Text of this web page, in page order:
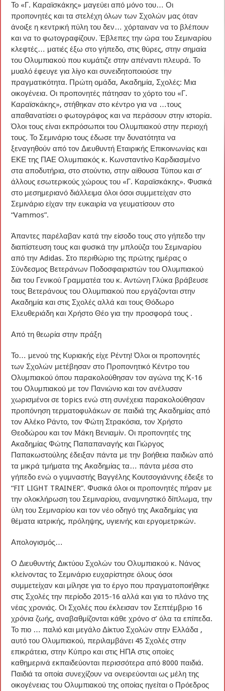
Το «Γ. Καραϊσκάκης» μαγεύει από μόνο του… Οι
προπονητές και τα στελέχη όλων των Σχολών μας όταν
άνοιξε η κεντρική πύλη του δεν… χόρταιναν να το βλέπουν
και να το φωτογραφίζουν. Έβλεπες την ώρα του Σεμιναρίου
κλεφτές… ματιές έξω στο γήπεδο, στις θύρες, στην σημαία
του Ολυμπιακού που κυμάτιζε στην απέναντι πλευρά. Το
μυαλό έφευγε για λίγο και συνειδητοποιούσε την
πραγματικότητα. Πρώτη ομάδα, Ακαδημία, Σχολές: Μια
οικογένεια. Οι προπονητές πάτησαν το χόρτο του «Γ.
Καραϊσκάκης», στήθηκαν στο κέντρο για να …τους
απαθανατίσει ο φωτογράφος και να περάσουν στην ιστορία.
Όλοι τους είναι εκπρόσωποι του Ολυμπιακού στην περιοχή
τους. Το Σεμινάριο τους έδωσε την δυνατότητα να
ξεναγηθούν από τον Διευθυντή Εταιρικής Επικοινωνίας και
ΕΚΕ της ΠΑΕ Ολυμπιακός κ. Κωνσταντίνο Καρδιασμένο
στα αποδυτήρια, στο στούντιο, στην αίθουσα Τύπου και σ’
άλλους εσωτερικούς χώρους του «Γ. Καραϊσκάκης». Φυσικά
στο μεσημεριανό διάλλειμα όλοι όσοι συμμετείχαν στο
Σεμινάριο είχαν την ευκαιρία να γευματίσουν στο
“Vammos”.
Άπαντες παρέλαβαν κατά την είσοδο τους στο γήπεδο την
διαπίστευση τους και φυσικά την μπλούζα του Σεμιναρίου
από την Adidas. Στο περιθώριο της πρώτης ημέρας ο
Σύνδεσμος Βετεράνων Ποδοσφαιριστών του Ολυμπιακού
δια του Γενικού Γραμματέα του κ. Αντώνη Γλύκα βράβευσε
τους Βετεράνους του Ολυμπιακού που εργάζονται στην
Ακαδημία και στις Σχολές αλλά και τους Θόδωρο
Ελευθεριάδη και Χρήστο Θέο για την προσφορά τους .
Από τη θεωρία στην πράξη
Το… μενού της Κυριακής είχε Ρέντη! Όλοι οι προπονητές
των Σχολών μετέβησαν στο Προπονητικό Κέντρο του
Ολυμπιακού όπου παρακολούθησαν τον αγώνα της Κ-16
του Ολυμπιακού με τον Πανιώνιο και τον ανέλυσαν
χωρισμένοι σε topics ενώ στη συνέχεια παρακολούθησαν
προπόνηση τερματοφυλάκων σε παιδιά της Ακαδημίας από
τον Αλέκο Ράντο, τον Φώτη Στρακόσια, τον Χρήστο
Θεοδώρου και τον Μάκη Βενιαμίν. Οι προπονητές της
Ακαδημίας Φώτης Παπαπαναγής και Γιώργος
Παπακωστούλης έδειξαν πάντα με την βοήθεια παιδιών από
τα μικρά τμήματα της Ακαδημίας τα… πάντα μέσα στο
γήπεδο ενώ ο γυμναστής Βαγγέλης Κουτσογιάννης έδειξε το
“FIT LIGHT TRAINER”. Φυσικά όλοι οι προπονητές πήραν με
την ολοκλήρωση του Σεμιναρίου, αναμνηστικό δίπλωμα, την
ύλη του Σεμιναρίου και τον νέο οδηγό της Ακαδημίας για
θέματα ιατρικής, πρόληψης, υγιεινής και εργομετρικών.
Απολογισμός…
Ο Διευθυντής Δικτύου Σχολών του Ολυμπιακού κ. Νάνος
κλείνοντας το Σεμινάριο ευχαρίστησε όλους όσοι
συμμετείχαν και μίλησε για το έργο που πραγματοποιήθηκε
στις Σχολές την περίοδο 2015-16 αλλά και για το πλάνο της
νέας χρονιάς. Οι Σχολές που έκλεισαν τον Σεπτέμβριο 16
χρόνια ζωής, αναβαθμίζονται κάθε χρόνο σ’ όλα τα επίπεδα.
Το πιο … παλιό και μεγάλο Δίκτυο Σχολών στην Ελλάδα ,
αυτό του Ολυμπιακού, περιλαμβάνει 45 Σχολές στην
επικράτεια, στην Κύπρο και στις ΗΠΑ στις οποίες
καθημερινά εκπαιδεύονται περισσότερα από 8000 παιδιά.
Παιδιά τα οποία συνεχίζουν να ονειρεύονται ως μέλη της
οικογένειας του Ολυμπιακού της οποίας ηγείται ο Πρόεδρος